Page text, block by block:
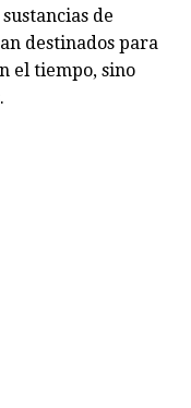
de
destinados para
el tiempo, sino